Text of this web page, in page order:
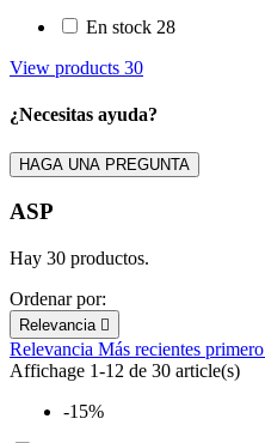
En stock 28
View products 30
¿Necesitas ayuda?
HAGA UNA PREGUNTA
ASP
Hay 30 productos.
Ordenar por:
Relevancia 
Relevancia Más recientes primero
Affichage 1-12 de 30 article(s)
-15%